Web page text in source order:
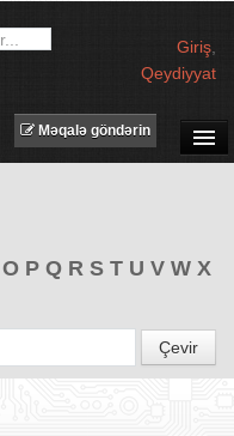
Giriş
Qeydiyyat
TƏDBİRLƏR
PROQRAMLAR
Məqalə göndərin
O P Q R S T U V W X
Çevir